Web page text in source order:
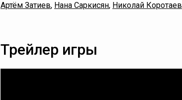
Артём Затиев, Нана Саркисян, Николай Коротаев
Трейлер игры